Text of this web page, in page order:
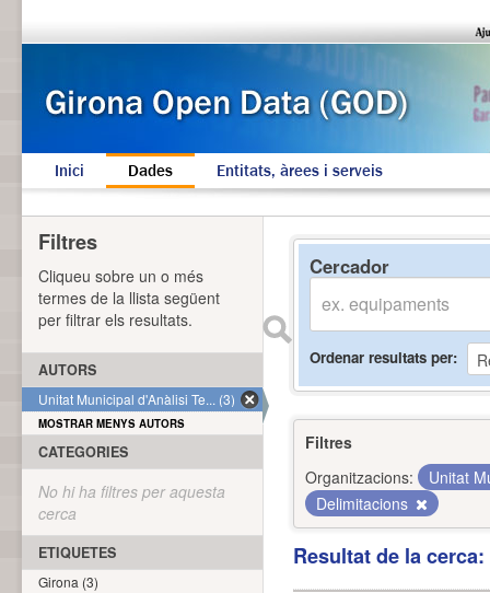
Inici Dades Entitats, àrees i serveis
Cercador
Ordenar resultats per
Filtres
Organitzacions:
Unitat
Delimitacions
Resultat de la
Filtres
Cliqueu sobre un o més
termes de la llista següent
per filtrar els resultats.
AUTORS
Unitat Municipal d'Anàlisi Te... (3)
MOSTRAR MENYS AUTORS
CATEGORIES
No hi ha filtres per aquesta
cerca
ETIQUETES
Girona (3)